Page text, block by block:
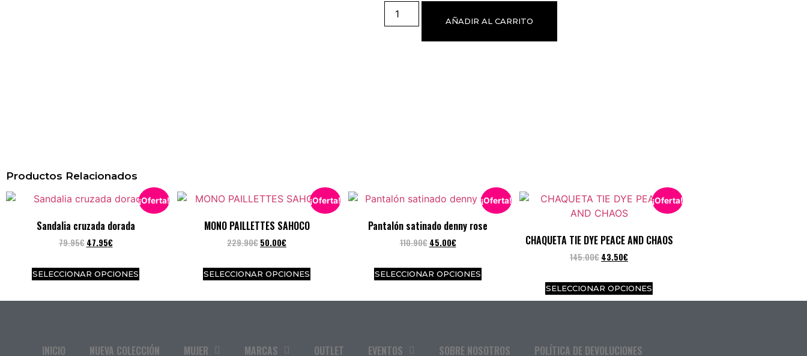
AÑADIR AL CARRITO
Productos Relacionados
¡Oferta!
Sandalia cruzada dorada
79.95€ 47.95€
SELECCIONAR OPCIONES
¡Oferta!
MONO PAILLETTES SAHOCO
229.90€ 50.00€
SELECCIONAR OPCIONES
¡Oferta!
Pantalón satinado denny rose
110.90€ 45.00€
SELECCIONAR OPCIONES
¡Oferta!
CHAQUETA TIE DYE PEACE AND CHAOS
145.00€ 43.50€
SELECCIONAR OPCIONES
INICIO NUEVA COLECCIÓN MUJER MARCAS OUTLET EVENTOS SOBRE NOSOTROS POLÍTICA DE DEVOLUCIONES